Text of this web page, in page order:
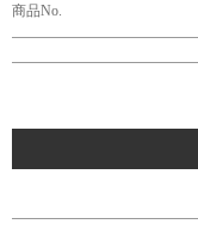
商品No.